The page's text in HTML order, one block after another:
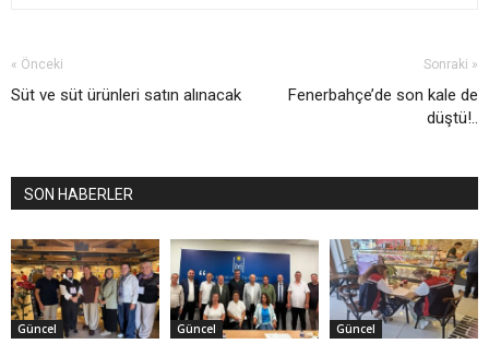
« Önceki
Süt ve süt ürünleri satın alınacak
Sonraki »
Fenerbahçe’de son kale de
düştü!..
SON HABERLER
Güncel Güncel Güncel